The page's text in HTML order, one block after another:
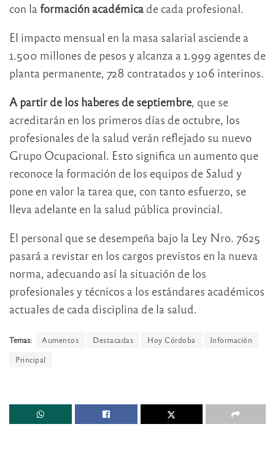
con la formación académica de cada profesional.
El impacto mensual en la masa salarial asciende a
1.500 millones de pesos y alcanza a 1.999 agentes de
planta permanente, 728 contratados y 106 interinos.
A partir de los haberes de septiembre, que se
acreditarán en los primeros días de octubre, los
profesionales de la salud verán reflejado su nuevo
Grupo Ocupacional. Esto significa un aumento que
reconoce la formación de los equipos de Salud y
pone en valor la tarea que, con tanto esfuerzo, se
lleva adelante en la salud pública provincial.
El personal que se desempeña bajo la Ley Nro. 7625
pasará a revistar en los cargos previstos en la nueva
norma, adecuando así la situación de los
profesionales y técnicos a los estándares académicos
actuales de cada disciplina de la salud.
Temas: Aumentos Destacadas Hoy Córdoba
Información
Principal